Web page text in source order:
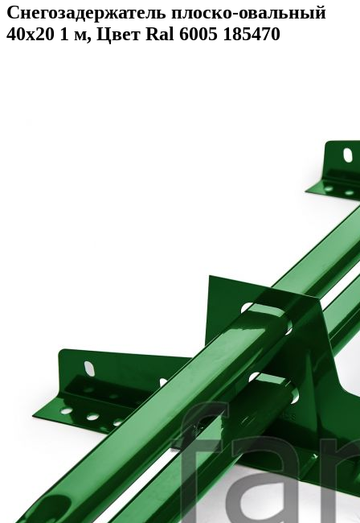
Снегозадержатель плоско-овальный
40х20 1 м, Цвет Ral 6005 185470